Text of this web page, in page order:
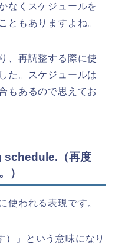
なくスケジュールを
ともありますよね。
、再調整する際に使
た。スケジュールは
もあるので思えてお
（再度
）
使われる表現です。
」という意味になり